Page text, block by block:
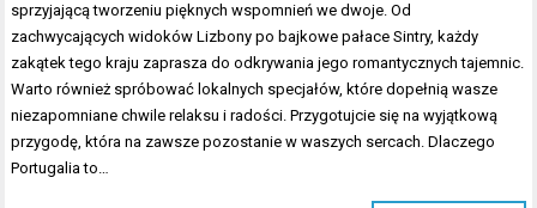
sprzyjającą tworzeniu pięknych wspomnień we dwoje. Od
zachwycających widoków Lizbony po bajkowe pałace Sintry, każdy
zakątek tego kraju zaprasza do odkrywania jego romantycznych tajemnic.
Warto również spróbować lokalnych specjałów, które dopełnią wasze
niezapomniane chwile relaksu i radości. Przygotujcie się na wyjątkową
przygodę, która na zawsze pozostanie w waszych sercach. Dlaczego
Portugalia to…